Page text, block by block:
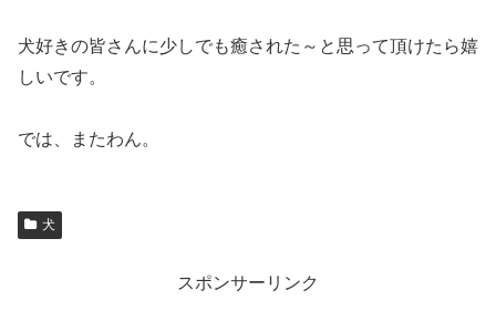
犬好きの皆さんに少しでも癒された～と思って頂けたら嬉
しいです。
では、またわん。
犬
スポンサーリンク